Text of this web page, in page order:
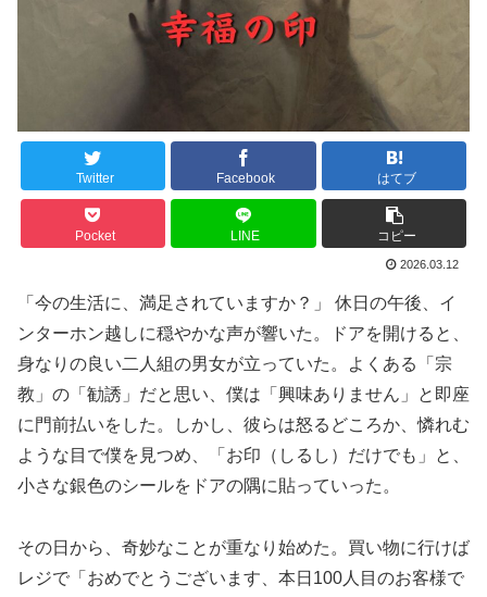
Twitter Facebook はてブ
Pocket LINE コピー
2026.03.12
「今の生活に、満足されていますか？」 休日の午後、イ
ンターホン越しに穏やかな声が響いた。ドアを開けると、
身なりの良い二人組の男女が立っていた。よくある「宗
教」の「勧誘」だと思い、僕は「興味ありません」と即座
に門前払いをした。しかし、彼らは怒るどころか、憐れむ
ような目で僕を見つめ、「お印（しるし）だけでも」と、
小さな銀色のシールをドアの隅に貼っていった。
その日から、奇妙なことが重なり始めた。買い物に行けば
レジで「おめでとうございます、本日100人目のお客様で